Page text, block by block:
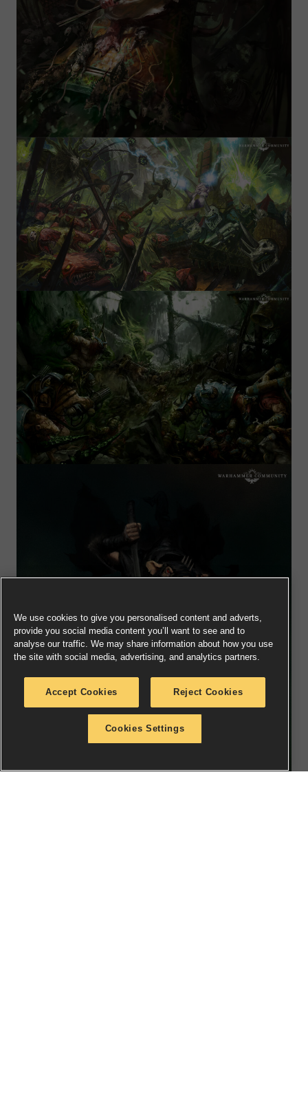
We use cookies to give you personalised content and adverts,
provide you social media content you’ll want to see and to
analyse our traffic. We may share information about how you use
the site with social media, advertising, and analytics partners.
Accept Cookies Reject Cookies
Cookies Settings